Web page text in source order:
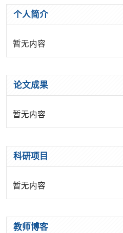
个人简介
暂无内容
论文成果
暂无内容
科研项目
暂无内容
教师博客